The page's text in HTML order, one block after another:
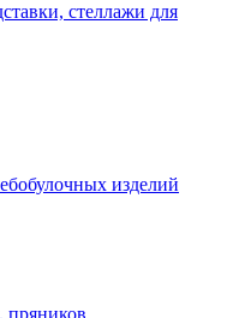
стеллажи для
изделий